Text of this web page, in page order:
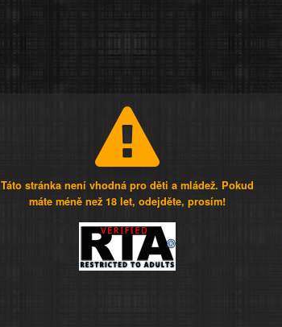
Táto stránka není vhodná pro děti a mládež. Pokud
máte méně než 18 let, odejděte, prosím!